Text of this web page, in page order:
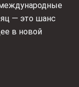
— это шанс
в новой